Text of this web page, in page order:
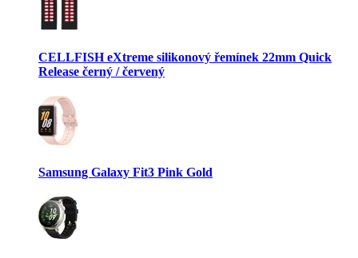
CELLFISH eXtreme silikonový řemínek 22mm Quick
Release černý / červený
Samsung Galaxy Fit3 Pink Gold